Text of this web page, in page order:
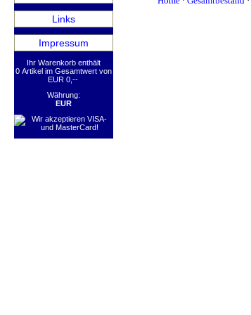
Links
Impressum
Ihr Warenkorb enthält
0 Artikel im Gesamtwert von
EUR 0,--
Währung:
EUR